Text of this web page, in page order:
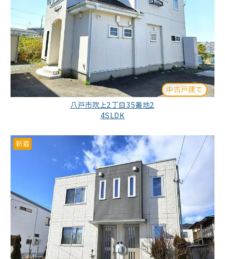
八戸市吹上2丁目35番地2
4SLDK
中古戸建て
新着